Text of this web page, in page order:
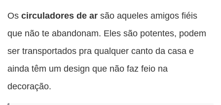
Os circuladores de ar são aqueles amigos fiéis
que não te abandonam. Eles são potentes, podem
ser transportados pra qualquer canto da casa e
ainda têm um design que não faz feio na
decoração.